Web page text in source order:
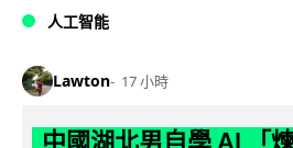
人工智能
Lawton 17 小時
中國湖北男自學 AI 「